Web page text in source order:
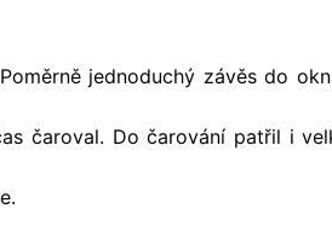
jednoduchý závěs do
čaroval. Do čarování patřil i